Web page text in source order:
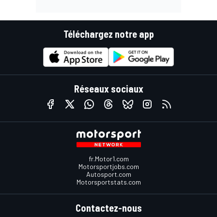
Téléchargez notre app
Réseaux sociaux
fr.Motor1.com
Motorsportjobs.com
Autosport.com
Motorsportstats.com
Contactez-nous